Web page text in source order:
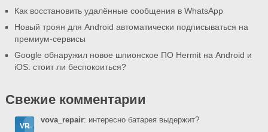
Как восстановить удалённые сообщения в WhatsApp
Новый троян для Android автоматически подписываться на
премиум-сервисы
Google обнаружил новое шпионское ПО Hermit на Android и
iOS: стоит ли беспокоиться?
Свежие комментарии
vova_repair: интересно батарея выдержит?